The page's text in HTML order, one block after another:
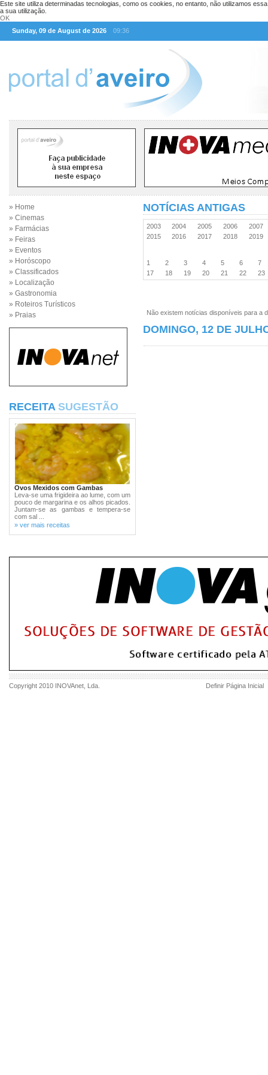
Este site utiliza determinadas tecnologias, como os cookies, no entanto, não utilizamos
a sua utilização.
OK
Sunday, 09 de August de 2026
09:36
» Home
» Cinemas
» Farmácias
» Feiras
» Eventos
» Horóscopo
» Classificados
» Localização
» Gastronomia
» Roteiros Turísticos
» Praias
RECEITA SUGESTÃO
Ovos Mexidos com Gambas
Leva-se uma frigideira ao lume, com um
pouco de margarina e os alhos picados.
Juntam-se as gambas e tempera-se
com sal ...
» ver mais receitas
NOTÍCIAS ANTIGAS
2003 2004 2005 2006
2007
2015
2016 2017 2018 2019
1 2 3 4 5 6
7
17
18 19 20 21 22 23
Não existem notícias disponíveis para a
DOMINGO, 12 DE
Copyright 2010 INOVAnet , Lda. Definir Página Inicial